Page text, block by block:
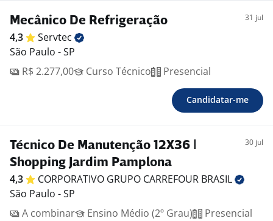
Mecânico De Refrigeração 31 jul
4,3
Servtec
São Paulo - SP
R$ 2.277,00
Curso Técnico Presencial
Candidatar-me
Técnico De Manutenção 12X36 |
Shopping Jardim Pamplona
30 jul
4,3 CORPORATIVO GRUPO CARREFOUR BRASIL
São Paulo - SP
A combinar
Ensino Médio (2º Grau) Presencial